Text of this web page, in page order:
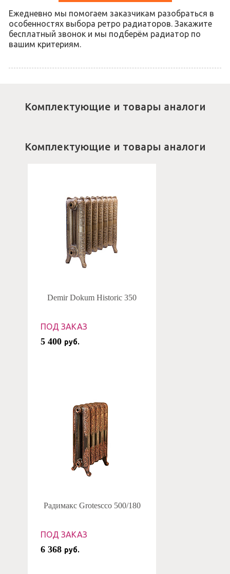
Ежедневно мы помогаем заказчикам разобраться в
особенностях выбора ретро радиаторов. Закажите
бесплатный звонок и мы подберём радиатор по
вашим критериям.
Комплектующие и товары аналоги
Комплектующие и товары аналоги
Demir Dokum Historic 350
ПОД ЗАКАЗ
5 400 руб.
Радимакс Grotescco 500/180
ПОД ЗАКАЗ
6 368 руб.